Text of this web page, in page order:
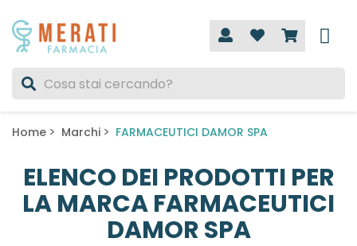
Home Marchi FARMACEUTICI DAMOR SPA
ELENCO DEI PRODOTTI PER
LA MARCA FARMACEUTICI
DAMOR SPA